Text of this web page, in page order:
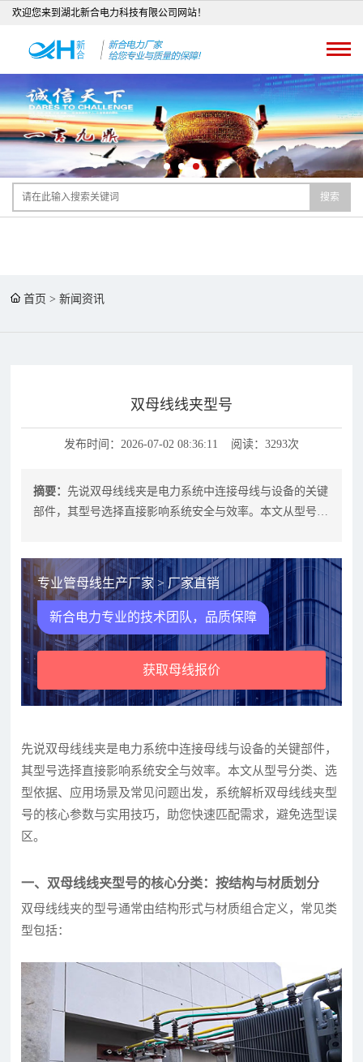
欢迎您来到湖北新合电力科技有限公司网站！
搜索
首页 >新闻资讯
双母线线夹型号
发布时间：2026-07-02 08:36:11 阅读：3293次
摘要：先说双母线线夹是电力系统中连接母线与设备的关键
部件，其型号选择直接影响系统安全与效率。本文从型号分
专业管母线生产厂家 > 厂家直销
新合电力专业的技术团队，品质保障
获取母线报价
先说双母线线夹是电力系统中连接母线与设备的关键部件，
其型号选择直接影响系统安全与效率。本文从型号分类、选
型依据、应用场景及常见问题出发，系统解析双母线线夹型
号的核心参数与实用技巧，助您快速匹配需求，避免选型误
区。
一、双母线线夹型号的核心分类：按结构与材质划分
双母线线夹的型号通常由结构形式与材质组合定义，常见类
型包括：